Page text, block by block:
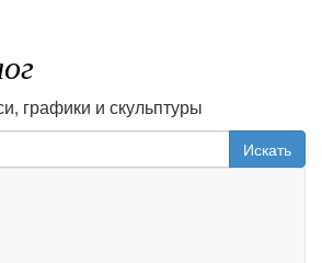
графики и скульптуры
Искать